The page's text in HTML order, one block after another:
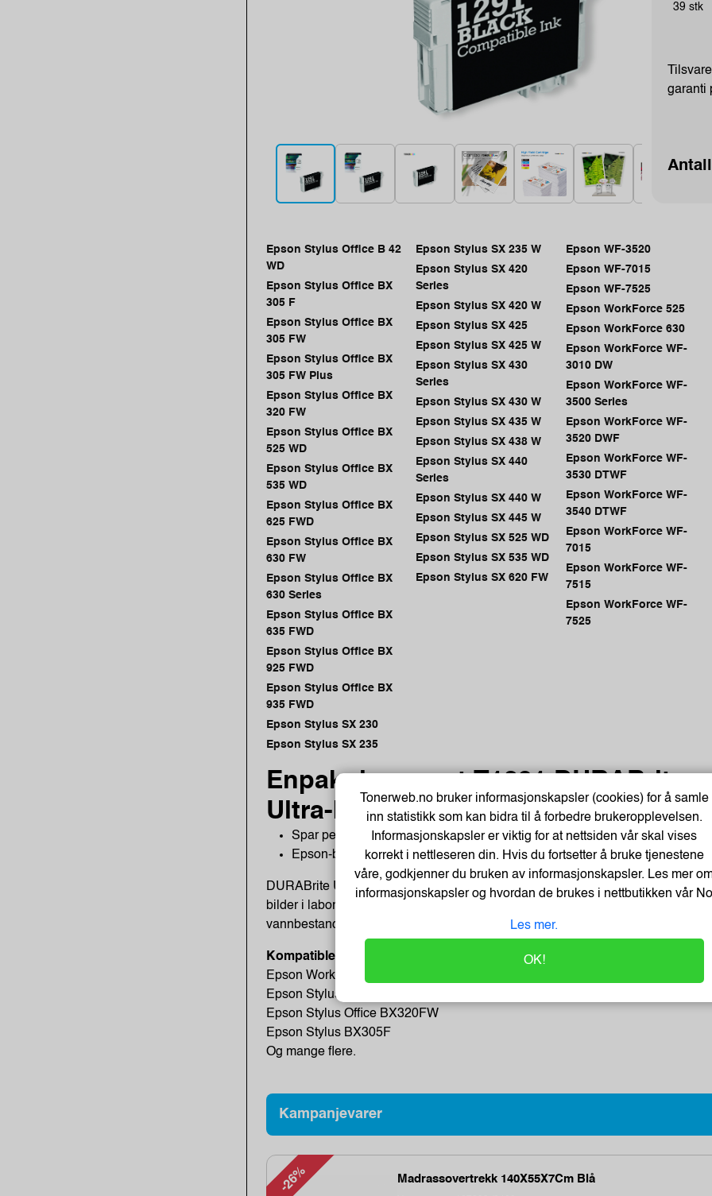
39 stk
garanti
Epson Stylus Office B 42
WD
Epson Stylus Office BX
305 F
Epson Stylus Office BX
305 FW
Epson Stylus Office BX
305 FW Plus
Epson Stylus Office BX
320 FW
Epson Stylus Office BX
525 WD
Epson Stylus Office BX
535 WD
Epson Stylus Office BX
625 FWD
Epson Stylus Office BX
630 FW
Epson Stylus Office BX
630 Series
Epson Stylus Office BX
635 FWD
Epson Stylus Office BX
925 FWD
Epson Stylus Office BX
935 FWD
Epson Stylus SX 230
Epson Stylus SX 235
Epson Stylus SX 235 W
Epson Stylus SX 420
Series
Epson Stylus SX 420 W
Epson Stylus SX 425
Epson Stylus SX 425 W
Epson Stylus SX 430
Series
Epson Stylus SX 430 W
Epson Stylus SX 435 W
Epson Stylus SX 438 W
Epson Stylus SX 440
Series
Epson Stylus SX 440 W
Epson Stylus SX 445 W
Epson Stylus SX 525 WD
Epson Stylus SX 535 WD
Epson Stylus SX 620 FW
Epson WF-3520
Epson WF-7015
Epson WF-7525
Epson WorkForce 525
Epson WorkForce 630
Epson WorkForce WF-
3010 DW
Epson WorkForce WF-
3500 Series
Epson WorkForce WF-
3520 DWF
Epson WorkForce WF-
3530 DTWF
Epson WorkForce WF-
3540 DTWF
Epson WorkForce WF-
7015
Epson WorkForce WF-
7515
Epson WorkForce WF-
7525
Enpakning svart T1291 DURABrite
Ultra-blekk
Spar penger med separat blekk
Epson-blekk er optimalisert for Epson-skrivere
DURABrite Ultrablekk produserer tekstdokumenter i forretningskvalitet og
bilder i laboratoriekvalitet som ikke bare ser bra ut – de er også hurtigtørkende,
vannbestandige og lysbestandige.
Kompatible skrivere
Epson WorkForce WF-7515
Epson Stylus SX420W
Epson Stylus Office BX320FW
Epson Stylus BX305F
Og mange flere.
Kampanjevarer
-26% Madrassovertrekk 140X55X7Cm Blå
Tonerweb.no bruker informasjonskapsler (cookies) for å samle
inn statistikk som kan bidra til å forbedre brukeropplevelsen.
Informasjonskapsler er viktig for at nettsiden vår skal vises
korrekt i nettleseren din. Hvis du fortsetter å bruke tjenestene
våre, godkjenner du bruken av informasjonskapsler. Les mer
informasjonskapsler og hvordan de brukes i nettbutikken vårNo
Les mer.
OK!